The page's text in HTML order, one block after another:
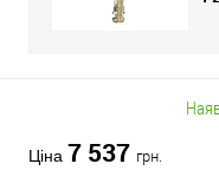
Ціна 7 537 грн.